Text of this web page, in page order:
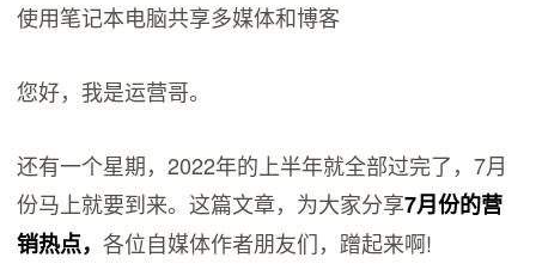
使用笔记本电脑共享多媒体和博客
您好，我是运营哥。
还有一个星期，2022年的上半年就全部过完了，7月
份马上就要到来。这篇文章，为大家分享7月份的营
销热点，各位自媒体作者朋友们，蹭起来啊!